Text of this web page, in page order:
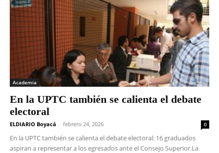
Academia
En la UPTC también se calienta el debate
electoral
ELDIARIO Boyacá - febrero 24, 2026 0
En la UPTC también se calienta el debate electoral: 16 graduados
aspiran a representar a los egresados ante el Consejo Superior.La